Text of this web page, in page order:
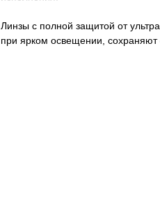
Линзы с полной защитой от
при ярком освещении, сохраняют